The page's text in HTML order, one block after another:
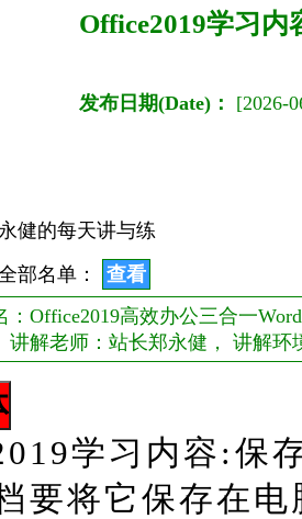
Office2019学习内
发布日期(Date)： [2026-
健的每天讲与练
部名单：
查看
：Office2019高效办公三合一
讲解老师：站长郑永健， 讲解环
学习内容:保
要将它保存在